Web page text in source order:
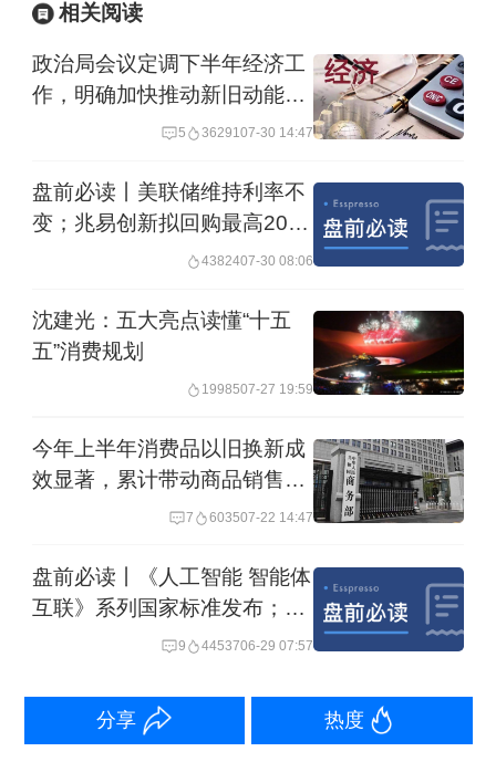
1~2月汽车零售销售额的环比下降可能还
受到其他因素的影响。例如，2024年补
贴额度用完后，2025年全年补贴额度分
配到地方政府之前，以旧换新计划可能
在1~2月没有完全实施。这也可能与农历
新年前后季节性调整有关。
资产投资数据超出市场预期。1~2月工业
生产和服务业产出同比分别增长5.9%和
增速略高于5%。综合一系列官方数据，
我们的专有宏观意外指数（MAP）显
示，过去一个月中国宏观数据略高于市
场预期。我们的高频追踪数据显示，一
线城市每日房地产销售额高于去年同期
水平，大宗商品需求和港口货运量保持
稳定。总体而言，虽然许多行业的活动
水平仍然疲软，尤其是房地产和消费相
相关阅读
政治局会议定调下半年经济工
作，明确加快推动新旧动能转
5 3629107-30 14:47
盘前必读丨美联储维持利率不
变；兆易创新拟回购最高20亿
4382407-30 08:06
沈建光：五大亮点读懂“十五
五”消费规划
1998507-27 19:59
今年上半年消费品以旧换新成
效显著，累计带动商品销售额
7 603507-22 14:47
盘前必读丨《人工智能 智能体
互联》系列国家标准发布；银
河微电拟购买恒泰柯100%股
9 4453706-29 07:57
分享 热度